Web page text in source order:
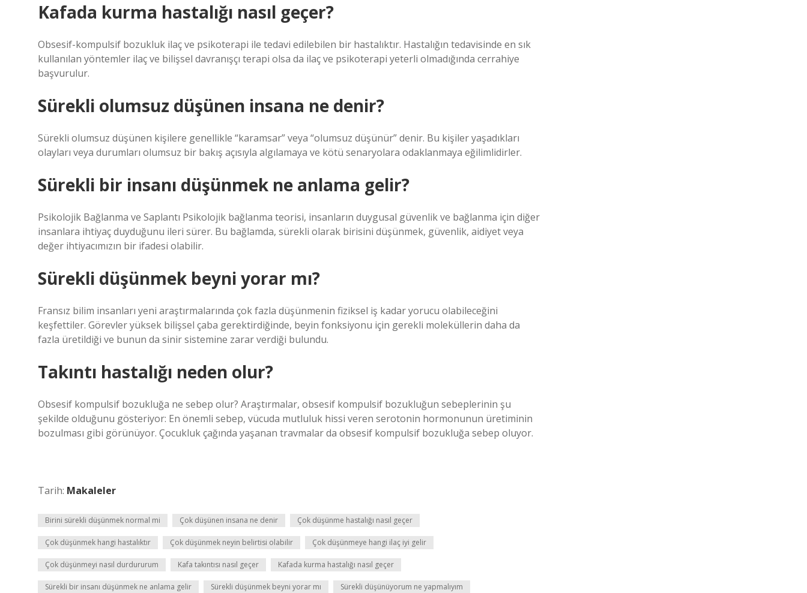
Kafada kurma hastalığı nasıl geçer?
Obsesif-kompulsif bozukluk ilaç ve psikoterapi ile tedavi edilebilen bir hastalıktır. Hastalığın tedavisinde en sık
kullanılan yöntemler ilaç ve bilişsel davranışçı terapi olsa da ilaç ve psikoterapi yeterli olmadığında cerrahiye
başvurulur.
Sürekli olumsuz düşünen insana ne denir?
Sürekli olumsuz düşünen kişilere genellikle “karamsar” veya “olumsuz düşünür” denir. Bu kişiler yaşadıkları
olayları veya durumları olumsuz bir bakış açısıyla algılamaya ve kötü senaryolara odaklanmaya eğilimlidirler.
Sürekli bir insanı düşünmek ne anlama gelir?
Psikolojik Bağlanma ve Saplantı Psikolojik bağlanma teorisi, insanların duygusal güvenlik ve bağlanma için diğer
insanlara ihtiyaç duyduğunu ileri sürer. Bu bağlamda, sürekli olarak birisini düşünmek, güvenlik, aidiyet veya
değer ihtiyacımızın bir ifadesi olabilir.
Sürekli düşünmek beyni yorar mı?
Fransız bilim insanları yeni araştırmalarında çok fazla düşünmenin fiziksel iş kadar yorucu olabileceğini
keşfettiler. Görevler yüksek bilişsel çaba gerektirdiğinde, beyin fonksiyonu için gerekli moleküllerin daha da
fazla üretildiği ve bunun da sinir sistemine zarar verdiği bulundu.
Takıntı hastalığı neden olur?
Obsesif kompulsif bozukluğa ne sebep olur? Araştırmalar, obsesif kompulsif bozukluğun sebeplerinin şu
şekilde olduğunu gösteriyor: En önemli sebep, vücuda mutluluk hissi veren serotonin hormonunun üretiminin
bozulması gibi görünüyor. Çocukluk çağında yaşanan travmalar da obsesif kompulsif bozukluğa sebep oluyor.
Tarih: Makaleler
Birini sürekli düşünmek normal mi Çok düşünen insana ne denir Çok düşünme hastalığı nasıl geçer
Çok düşünmek hangi hastalıktır Çok düşünmek neyin belirtisi olabilir Çok düşünmeye hangi ilaç iyi gelir
Çok düşünmeyi nasıl durdururum Kafa takıntısı nasıl geçer Kafada kurma hastalığı nasıl geçer
Sürekli bir insanı düşünmek ne anlama gelir Sürekli düşünmek beyni yorar mı Sürekli düşünüyorum ne yapmalıyım